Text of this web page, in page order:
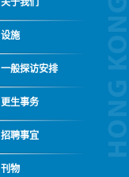
关于我们
设施
一般探访安排
更生事务
招聘事宜
刊物